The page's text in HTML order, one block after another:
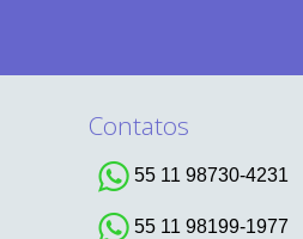
Contatos
55 11 98730-4231
55 11 98199-1977